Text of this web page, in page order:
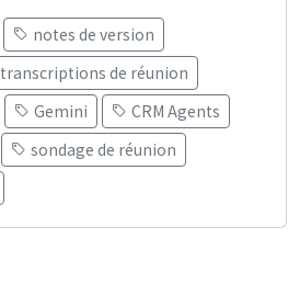
notes de version
transcriptions de réunion
Gemini
CRM Agents
sondage de réunion